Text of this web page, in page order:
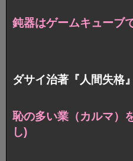
鈍器はゲームキュー
ダサイ治著『人間失格
恥の多い業（カルマ
し)